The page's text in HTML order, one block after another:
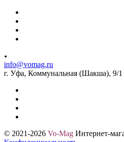
info@vomag.ru
г. Уфа, Коммунальная (Шакша), 9/1
© 2021-2026 Vo-Mag Интернет-